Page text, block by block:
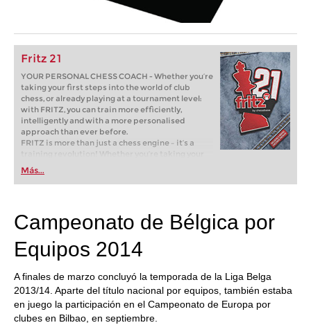
Fritz 21
YOUR PERSONAL CHESS COACH - Whether you’re
taking your first steps into the world of club
chess, or already playing at a tournament level:
with FRITZ, you can train more efficiently,
intelligently and with a more personalised
approach than ever before.
FRITZ is more than just a chess engine – it’s a
training revolution! Whether you’re taking your
first steps into the world of club chess, or already
playing at a tournament level: with FRITZ, you can
train more efficiently, intelligently and with a
Más...
Campeonato de Bélgica por
Equipos 2014
A finales de marzo concluyó la temporada de la Liga Belga
2013/14. Aparte del título nacional por equipos, también estaba
en juego la participación en el Campeonato de Europa por
clubes en Bilbao, en septiembre.